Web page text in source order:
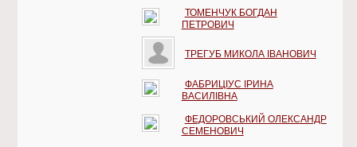
ТОМЕНЧУК БОГДАН
ПЕТРОВИЧ
ТРЕГУБ МИКОЛА ІВАНОВИЧ
ФАБРИЦІУС ІРИНА
ВАСИЛІВНА
ФЕДОРОВСЬКИЙ ОЛЕКСАНДР
СЕМЕНОВИЧ